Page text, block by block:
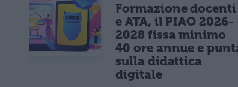
Formazione docenti
e ATA, il PIAO 2026-
2028 fissa minimo
40 ore annue e
sulla didattica
digitale